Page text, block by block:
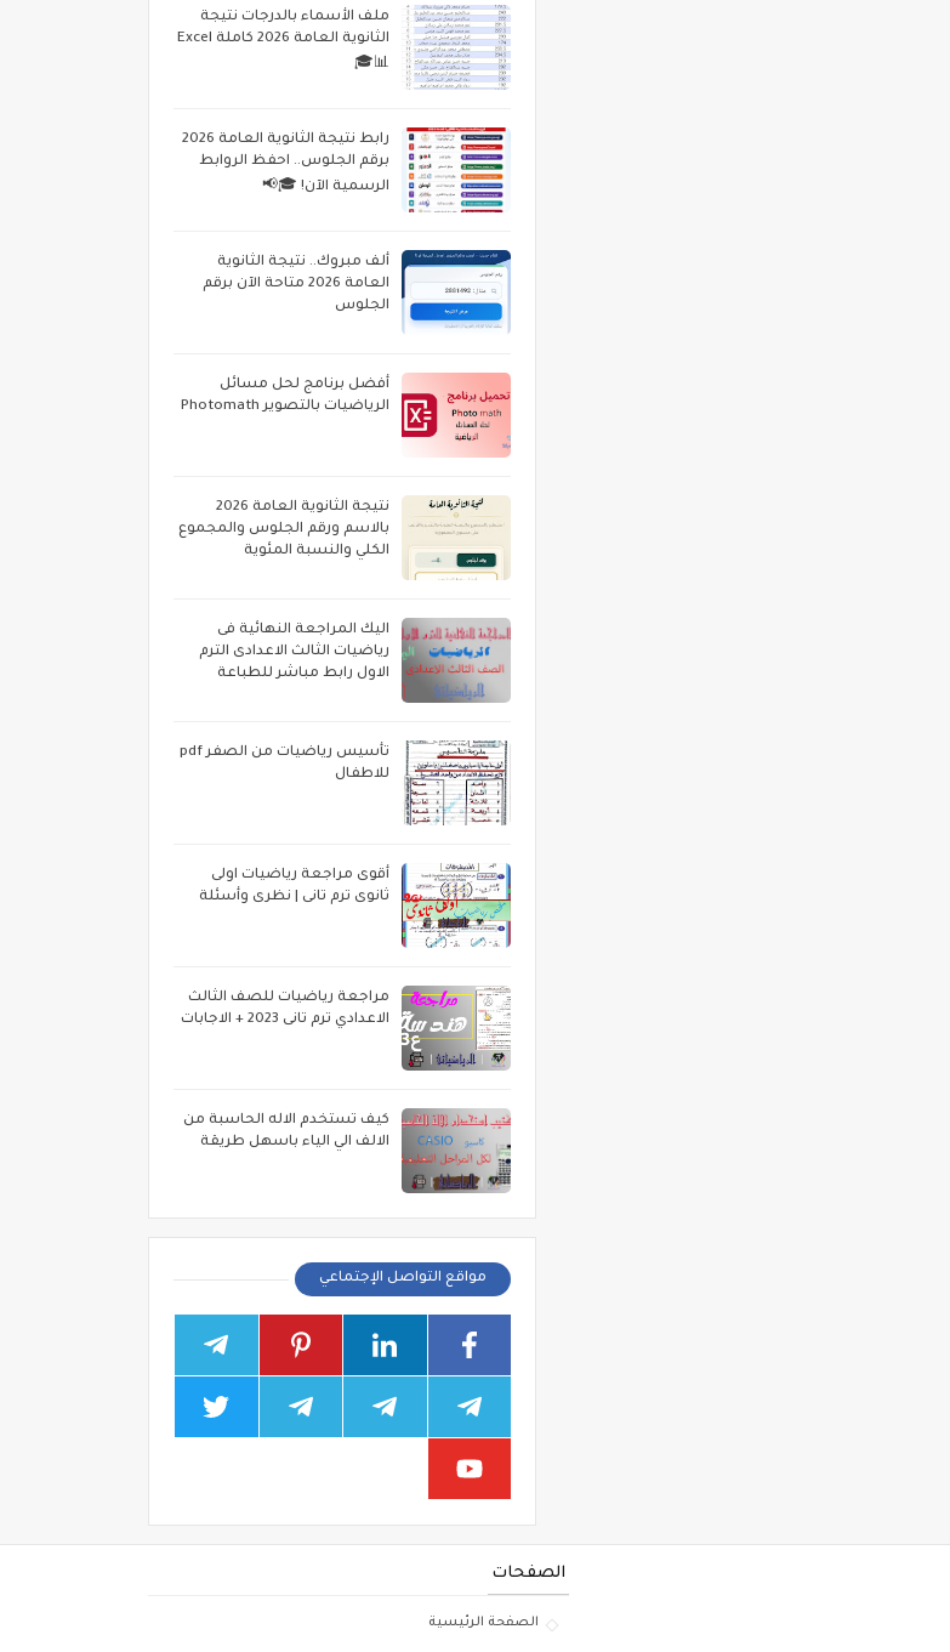
ملف الأسماء بالدرجات نتيجة
الثانوية العامة 2026 كاملة Excel
📊🎓
رابط نتيجة الثانوية العامة 2026
برقم الجلوس.. احفظ الروابط
الرسمية الآن! 🎓📢
ألف مبروك.. نتيجة الثانوية
العامة 2026 متاحة الآن برقم
الجلوس
أفضل برنامج لحل مسائل
الرياضيات بالتصوير Photomath
نتيجة الثانوية العامة 2026
بالاسم ورقم الجلوس والمجموع
الكلي والنسبة المئوية
اليك المراجعة النهائية فى
رياضيات الثالث الاعدادى الترم
الاول رابط مباشر للطباعة
تأسيس رياضيات من الصفر pdf
للاطفال
أقوى مراجعة رياضيات اولى
ثانوى ترم تانى | نظرى وأسئلة
مراجعة رياضيات للصف الثالث
الاعدادي ترم تانى 2023 + الاجابات
كيف تستخدم الاله الحاسبة من
الالف الي الياء باسهل طريقة
مواقع التواصل الإجتماعي
الصفحات
الصفحة الرئيسية